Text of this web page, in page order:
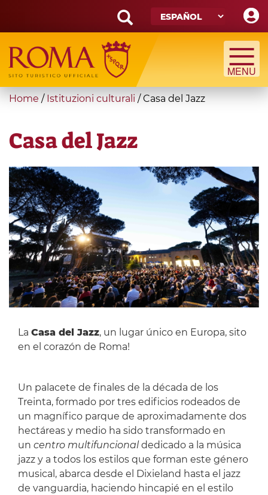
main
content
Search
form
Búsqueda
You
here
Home / Istituzioni culturali /Casa del Jazz
Casa del Jazz
La Casa del Jazz, un lugar único en Europa, sito
en el corazón de Roma!
Un palacete de finales de la década de los
Treinta, formado por tres edificios rodeados de
un magnífico parque de aproximadamente dos
hectáreas y medio ha sido transformado en
un centro multifuncionaldedicado a la música
jazz y a todos los estilos que forman este género
musical, abarca desde el Dixieland hasta el jazz
de vanguardia, haciendo hincapié en el estilo